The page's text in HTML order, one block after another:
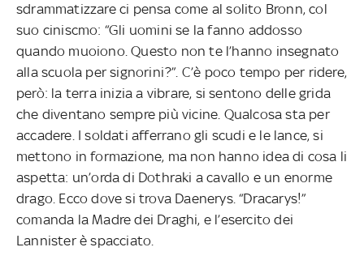
sdrammatizzare ci pensa come al solito Bronn, col
suo ciniscmo: “Gli uomini se la fanno addosso
quando muoiono. Questo non te l’hanno insegnato
alla scuola per signorini?”. C’è poco tempo per ridere,
però: la terra inizia a vibrare, si sentono delle grida
che diventano sempre più vicine. Qualcosa sta per
accadere. I soldati afferrano gli scudi e le lance, si
mettono in formazione, ma non hanno idea di cosa li
aspetta: un’orda di Dothraki a cavallo e un enorme
drago. Ecco dove si trova Daenerys. “Dracarys!”
comanda la Madre dei Draghi, e l’esercito dei
Lannister è spacciato.